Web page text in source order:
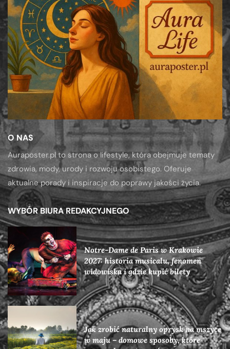
O NAS
Auraposter.pl to strona o lifestyle, która obejmuje tematy
zdrowia, mody, urody i rozwoju osobistego. Oferuje
aktualne porady i inspiracje do poprawy jakości życia.
WYBÓR BIURA REDAKCYJNEGO
Notre-Dame de Paris w Krakowie
2027: historia musicalu, fenomen
widowiska i gdzie kupić bilety
Jak zrobić naturalny oprysk na mszyce
w maju – domowe sposoby, które